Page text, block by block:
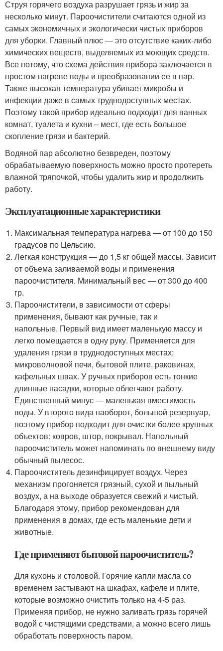
Струя горячего воздуха разрушает грязь и жир за
несколько минут. Пароочистители считаются одной из
самых экономичных и экологически чистых приборов
для уборки. Главный плюс — это отсутствие каких-либо
химических веществ, выделяемых из моющих средств.
Все потому, что схема действия прибора заключается в
простом нагреве воды и преобразовании ее в пар.
Также высокая температура убивает микробы и
инфекции даже в самых труднодоступных местах.
Поэтому такой прибор идеально подходит для ванных
комнат, туалета и кухни – мест, где есть большое
скопление грязи и бактерий.
Водяной пар абсолютно безвреден, поэтому
обрабатываемую поверхность можно просто протереть
влажной тряпочкой, чтобы удалить жир и продолжить
работу.
Эксплуатационные характеристики
Максимальная температура нагрева — от 100 до 150
градусов по Цельсию.
Легкая конструкция — до 1,5 кг общей массы. Зависит
от объема заливаемой воды и применения
пароочистителя. Минимальный вес — от 300 до 400
гр.
Пароочистители, в зависимости от сферы
применения, бывают как ручные, так и
напольные. Первый вид имеет маленькую массу и
легко помещается в одну руку. Применяется для
удаления грязи в труднодоступных местах:
микроволновой печи, бытовой плите, раковинах,
кафельных швах. У ручных приборов есть тонкие
длинные насадки, которые облегчают работу.
Единственный минус — маленькая вместимость
воды. У второго вида наоборот, большой резервуар,
поэтому прибор подходит для очистки более крупных
объектов: ковров, штор, покрывал. Напольный
пароочиститель может напоминать по внешнему виду
обычный пылесос.
Пароочиститель дезинфицирует воздух. Через
механизм прогоняется грязный, сухой и пыльный
воздух, а на выходе образуется свежий и чистый.
Благодаря этому, прибор рекомендован для
применения в домах, где есть маленькие дети и
животные.
Где применяют бытовой пароочиститель?
Для кухонь и столовой. Горячие капли масла со
временем застывают на шкафах, кафеле и плите,
которые возможно очистить только на 4-5 раз.
Применяя прибор, не нужно заливать грязь горячей
водой с чистящими средствами, а можно всего лишь
обработать поверхность паром.